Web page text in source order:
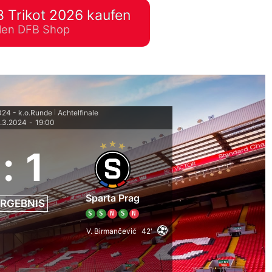
Excel – kostenlos
automatisch ausfüllen
Trikot 2026 kaufen
DFB Shop
- k.o.Runde
Achtelfinale
- 19:00
: 1
Sparta Prag
S S N S N
V. Birmančević 42'